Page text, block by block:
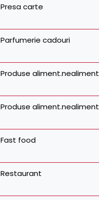
Presa carte
Parfumerie cadouri
Produse aliment.nealiment
Produse aliment.nealiment
Fast food
Restaurant